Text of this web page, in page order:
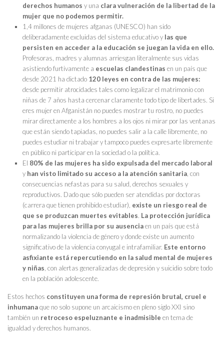
derechos humanos y una clara vulneración de la libertad de la
mujer que no podemos permitir.
1,4 millones de mujeres afganas (UNESCO) han sido
deliberadamente excluidas del sistema educativo y las que
persisten en acceder a la educación se juegan la vida en ello.
Profesoras, madres y alumnas arriesgan literalmente sus vidas
asistiendo furtivamente a escuelas clandestinas en un país que
desde 2021 ha dictado 120 leyes en contra de las mujeres:
desde permitir atrocidades tales como legalizar el matrimonio con
niñas de 7 años hasta cercenar claramente todo tipo de libertades. Si
eres mujer en Afganistán no puedes mostrar tu rostro, no puedes
mirar directamente a los hombres a los ojos ni mirar por las ventanas
que están siendo tapiadas, no puedes salir a la calle libremente, no
puedes estudiar ni trabajar y tampoco puedes expresarte libremente
en público ni participar en la sociedad o la política.
El 80% de las mujeres ha sido expulsada del mercado laboral
y han visto limitado su acceso a la atención sanitaria, con
consecuencias nefastas para su salud, derechos sexuales y
reproductivos. Dado que sólo pueden ser atendidas por doctoras
(carrera que tienen prohibido estudiar), existe un riesgo real de
que se produzcan muertes evitables. La protección jurídica
para las mujeres brilla por su ausenciaen un país que está
normalizando la violencia de género y donde existe un aumento
significativo de la violencia conyugal e intrafamiliar. Este entorno
asfixiante está repercutiendo en la salud mental de mujeres
y niñas, con alertas generalizadas de depresión y suicidio sobre todo
en la población adolescente.
Estos hechos constituyen una forma de represión brutal, cruel e
inhumanaque no solo supone un arcaicismo en pleno siglo XXI sino
también un retroceso espeluznante e inadmisible en tema de
igualdad y derechos humanos.